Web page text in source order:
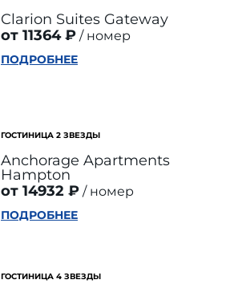
Clarion Suites Gateway
от 11364 ₽
номер
ПОДРОБНЕЕ
ГОСТИНИЦА 2 ЗВЕЗДЫ
Anchorage Apartments
Hampton
от 14932 ₽
номер
ПОДРОБНЕЕ
ГОСТИНИЦА 4 ЗВЕЗДЫ